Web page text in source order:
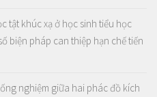
tật khúc xạ ở học sinh tiểu học
biện pháp can thiệp hạn chế tiến
nghiệm giữa hai phác đồ kích